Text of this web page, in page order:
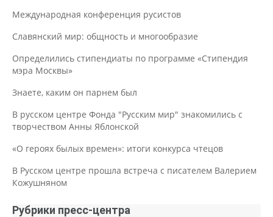
Международная конференция русистов
Славянский мир: общность и многообразие
Определились стипендиаты по программе «Стипендия
мэра Москвы»
Знаете, каким он парнем был
В русском центре Фонда "Русским мир" знакомились с
творчеством Анны Яблонской
«О героях былых времен»: итоги конкурса чтецов
В Русском центре прошла встреча с писателем Валерием
Кожушняном
Рубрики пресс-центра